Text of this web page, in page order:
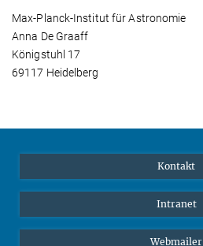
Max-Planck-Institut für Astronomie
Anna De Graaff
Königstuhl 17
69117 Heidelberg
Kontakt
Intranet
Webmailer